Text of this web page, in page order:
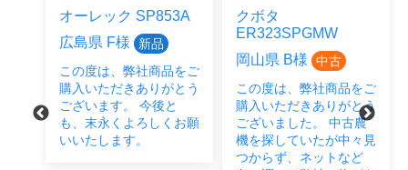
オーレック SP853A
広島県 F様
新品
この度は、弊社商品をご
購入いただきありがとう
ございます。 今後と
も、末永くよろしくお願
いいたします。
クボタ
ER323SPGMW
岡山県 B様
中古
この度は、弊社商品をご
購入いただきありがとう
ございました。 中古農
機を探していたが中々見
つからず、ネットなど